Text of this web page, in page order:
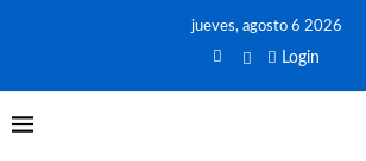
jueves, agosto 6 2026
Login